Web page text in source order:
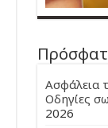
Ασφάλεια
Οδηγίες
2026